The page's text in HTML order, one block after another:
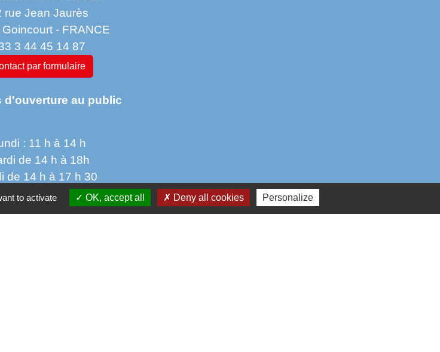
rue Jean Jaurès
- FRANCE
3 44 45 14 87
par formulaire
d'ouverture au public
: 11 h à 14 h
de 14 h à 18h
de 14 h à 17 h 30
de 9 h à 12h 30
to activate OK, accept all Deny all cookies Personalize